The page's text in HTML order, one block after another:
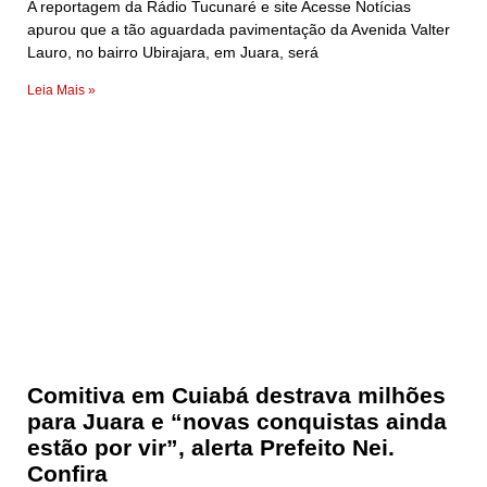
A reportagem da Rádio Tucunaré e site Acesse Notícias
apurou que a tão aguardada pavimentação da Avenida Valter
Lauro, no bairro Ubirajara, em Juara, será
Leia Mais »
Comitiva em Cuiabá destrava milhões
para Juara e “novas conquistas ainda
estão por vir”, alerta Prefeito Nei.
Confira